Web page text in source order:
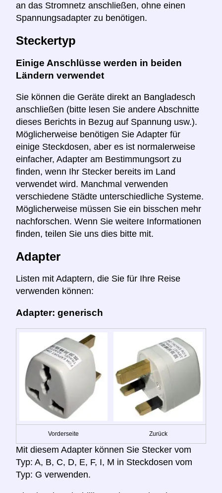
an das Stromnetz anschließen, ohne einen
Spannungsadapter zu benötigen.
Steckertyp
Einige Anschlüsse werden in beiden
Ländern verwendet
Sie können die Geräte direkt an Bangladesch
anschließen (bitte lesen Sie andere Abschnitte
dieses Berichts in Bezug auf Spannung usw.).
Möglicherweise benötigen Sie Adapter für
einige Steckdosen, aber es ist normalerweise
einfacher, Adapter am Bestimmungsort zu
finden, wenn Ihr Stecker bereits im Land
verwendet wird. Manchmal verwenden
verschiedene Städte unterschiedliche Systeme.
Möglicherweise müssen Sie ein bisschen mehr
nachforschen. Wenn Sie weitere Informationen
finden, teilen Sie uns dies bitte mit.
Adapter
Listen mit Adaptern, die Sie für Ihre Reise
verwenden können:
Adapter: generisch
Vorderseite Zurück
Mit diesem Adapter können Sie Stecker vom
Typ: A, B, C, D, E, F, I, M in Steckdosen vom
Typ: G verwenden.